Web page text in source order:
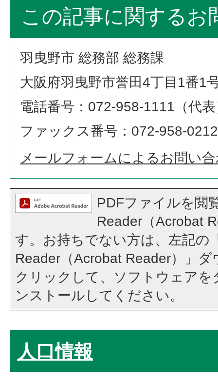
この記事に関するお
羽曳野市 総務部 総務課
大阪府羽曳野市誉田4丁目1番1
電話番号：072-958-1111（代
ファックス番号：072-958-0212
メールフォームによるお問い
PDFファイルを閲
Reader（Acrobat
す。お持ちでない方は、左記の
Reader（Acrobat Reader）」
クリックして、ソフトウェア
ンストールしてください。
人口情報